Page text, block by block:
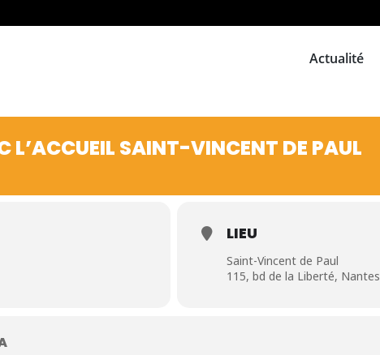
Actualité
L’ACCUEIL SAINT-VINCENT DE PAUL
LIEU
Saint-Vincent de Paul
115, bd de la Liberté, Nantes